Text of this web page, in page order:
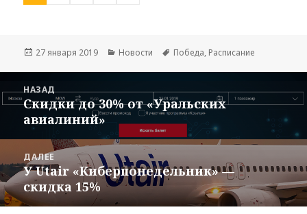
Опубликовано
27 января 2019 Рубрики
Новости Метки
Победа, Расписание
по
записям
НАЗАД
Предыдущая
запись:
Скидки до 30% от «Уральских
авиалиний»
ДАЛЕЕ
Следующая
запись:
У Utair «Киберпонедельник» —
скидка 15%